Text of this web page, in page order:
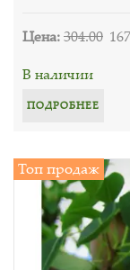
Цена:304.00
В наличии
ПОДРОБНЕЕ
Топ продаж